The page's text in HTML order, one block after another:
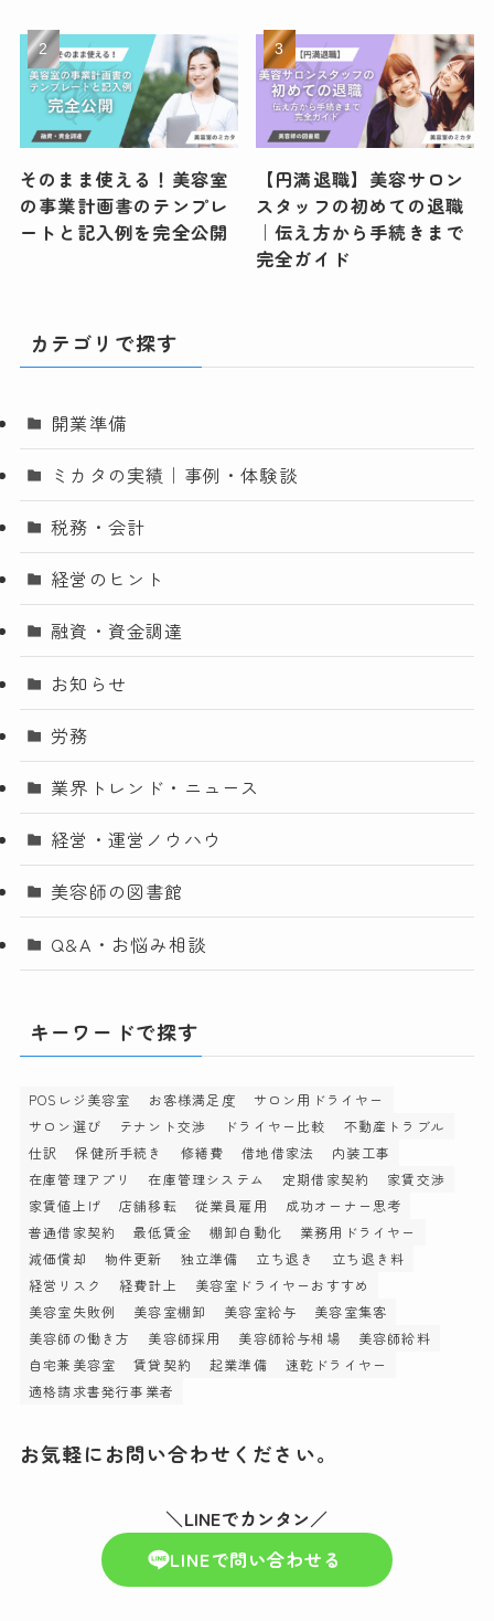
そのまま使える！美容室
の事業計画書のテンプレ
ートと記入例を完全公開
【円満退職】美容サロン
スタッフの初めての退職
｜伝え方から手続きまで
完全ガイド
カテゴリで探す
開業準備
ミカタの実績｜事例・体験談
税務・会計
経営のヒント
融資・資金調達
お知らせ
労務
業界トレンド・ニュース
経営・運営ノウハウ
美容師の図書館
Q&A・お悩み相談
キーワードで探す
POSレジ美容室 お客様満足度
サロン用ドライヤー
サロン選び
テナント交渉 ドライヤー比較
不動産トラブル
仕訳
保健所手続き 修繕費 借地借家法
内装工事
在庫管理アプリ
在庫管理システム 定期借家契約
家賃交渉
家賃値上げ
店舗移転 従業員雇用
成功オーナー思考
普通借家契約
最低賃金 棚卸自動化
業務用ドライヤー
減価償却
物件更新 独立準備 立ち退き
立ち退き料
経営リスク
経費計上
美容室ドライヤーおすすめ
美容室失敗例
美容室棚卸 美容室給与
美容室集客
美容師の働き方
美容師採用 美容師給与相場
美容師給料
自宅兼美容室
賃貸契約 起業準備
速乾ドライヤー
適格請求書発行事業者
お気軽にお問い合わせください。
＼LINEでカンタン／
LINEで問い合わせる